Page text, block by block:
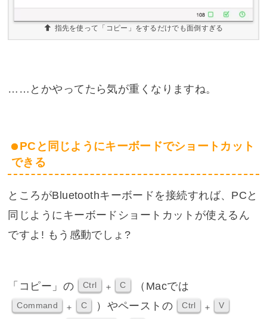
指先を使って「コピー」をするだけでも面倒すぎる
……とかやってたら気が重くなりますね。
PCと同じようにキーボードでショートカット
できる
ところがBluetoothキーボードを接続すれば、PCと
同じようにキーボードショートカットが使えるん
ですよ! もう感動でしょ?
「コピー」の Ctrl ＋ C （Macでは
Command ＋ C ）やペーストの Ctrl ＋ V